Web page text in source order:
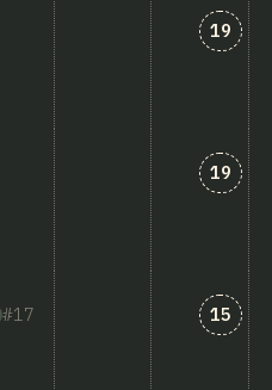
匹配
19
匹配
19
17 匹配
15